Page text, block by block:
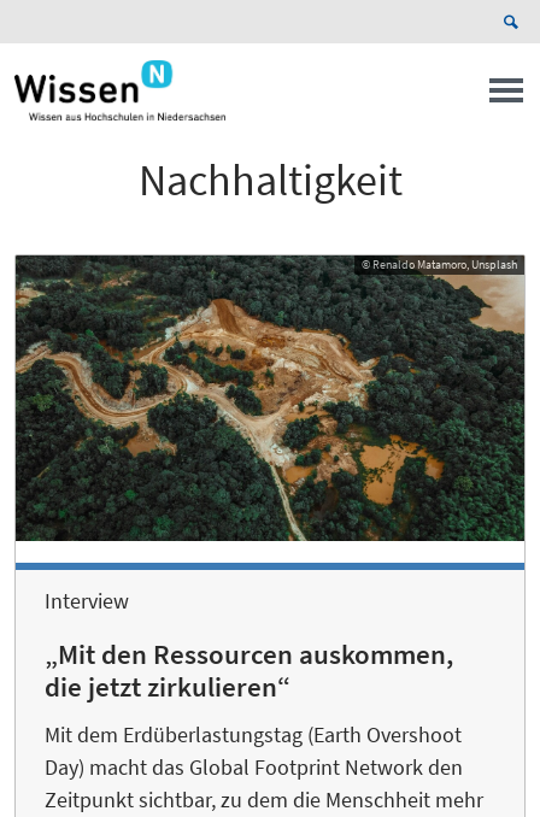
Nachhaltigkeit
© Renaldo Matamoro, Unsplash
Interview
„Mit den Ressourcen auskommen,
die jetzt zirkulieren“
Mit dem Erdüberlastungstag (Earth Overshoot
Day) macht das Global Footprint Network den
Zeitpunkt sichtbar, zu dem die Menschheit mehr